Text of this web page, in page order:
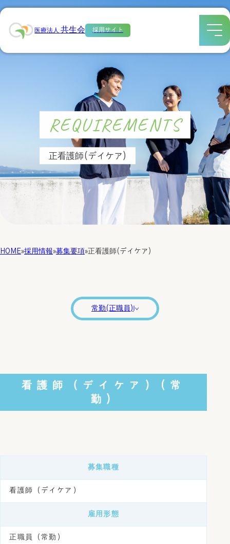
医療法人共生会 採用サイト
REQUIREMENTS
正看護師(デイケア)
HOME»採用情報»募集要項»正看護師(デイケア)
常勤(正職員) ＞
看護師（デイケア）(常
勤)
募集職種
看護師（デイケア）
雇用形態
正職員（常勤）